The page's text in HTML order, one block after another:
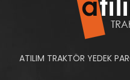
ATILIM TRAKTÖR YEDEK